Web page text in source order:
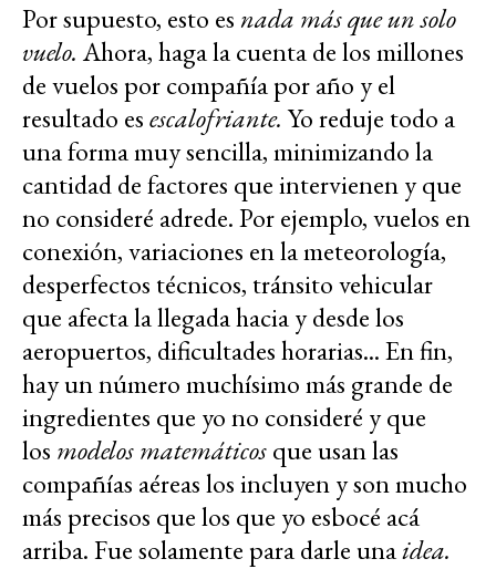
Por supuesto, esto es nada más que un solo
vuelo. Ahora, haga la cuenta de los millones
de vuelos por compañía por año y el
resultado esescalofriante.Yo reduje todo a
una forma muy sencilla, minimizando la
cantidad de factores que intervienen y que
no consideré adrede. Por ejemplo, vuelos en
conexión, variaciones en la meteorología,
desperfectos técnicos, tránsito vehicular
que afecta la llegada hacia y desde los
aeropuertos, dificultades horarias... En fin,
hay un número muchísimo más grande de
ingredientes que yo no consideré y que
los modelos matemáticosque usan las
compañías aéreas los incluyen y son mucho
más precisos que los que yo esbocé acá
arriba. Fue solamente para darle unaidea.